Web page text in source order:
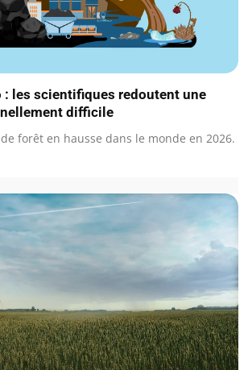
: les scientifiques redoutent une
difficile
de forêt en hausse dans le monde en 2026.